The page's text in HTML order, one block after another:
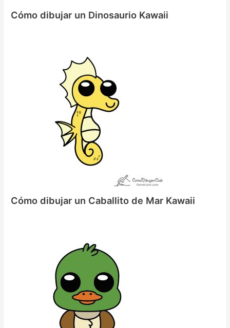
Cómo dibujar un Dinosaurio Kawaii
Cómo dibujar un Caballito de Mar Kawaii